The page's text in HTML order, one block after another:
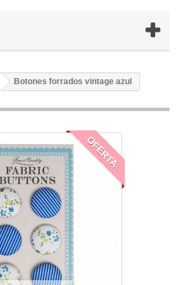
Botones forrados vintage azul
OFERTA